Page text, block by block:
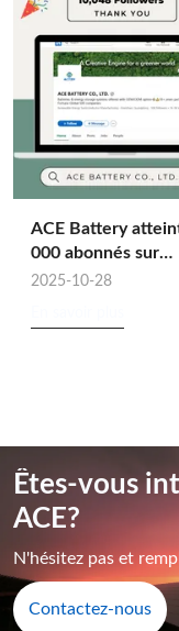
chaîne
ACE Battery
000 abonnés sur
LinkedIn !
2025-10-28
Êtes-vous
ACE?
N'hésitez pas et
Contactez-nous